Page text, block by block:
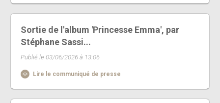
Sortie de l'album 'Princesse Emma', par
Stéphane Sassi...
Publié le 03/06/2026 à 13:06
Lire le communiqué de presse